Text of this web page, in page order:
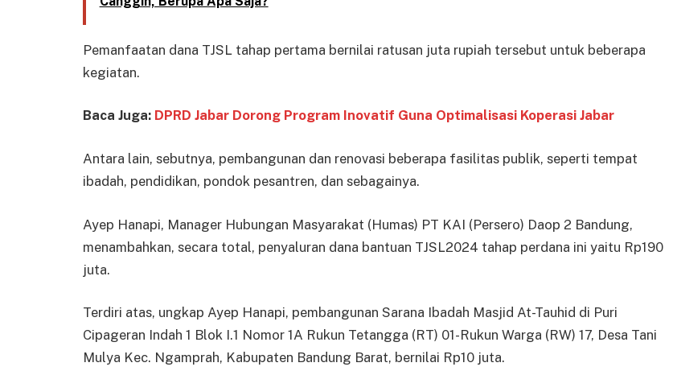
Pemanfaatan dana TJSL tahap pertama bernilai ratusan juta rupiah tersebut untuk beberapa
kegiatan.
Baca Juga: DPRD Jabar Dorong Program Inovatif Guna Optimalisasi Koperasi Jabar
Antara lain, sebutnya, pembangunan dan renovasi beberapa fasilitas publik, seperti tempat
ibadah, pendidikan, pondok pesantren, dan sebagainya.
Ayep Hanapi, Manager Hubungan Masyarakat (Humas) PT KAI (Persero) Daop 2 Bandung,
menambahkan, secara total, penyaluran dana bantuan TJSL2024 tahap perdana ini yaitu Rp190
juta.
Terdiri atas, ungkap Ayep Hanapi, pembangunan Sarana Ibadah Masjid At-Tauhid di Puri
Cipageran Indah 1 Blok I.1 Nomor 1A Rukun Tetangga (RT) 01-Rukun Warga (RW) 17, Desa Tani
Mulya Kec. Ngamprah, Kabupaten Bandung Barat, bernilai Rp10 juta.